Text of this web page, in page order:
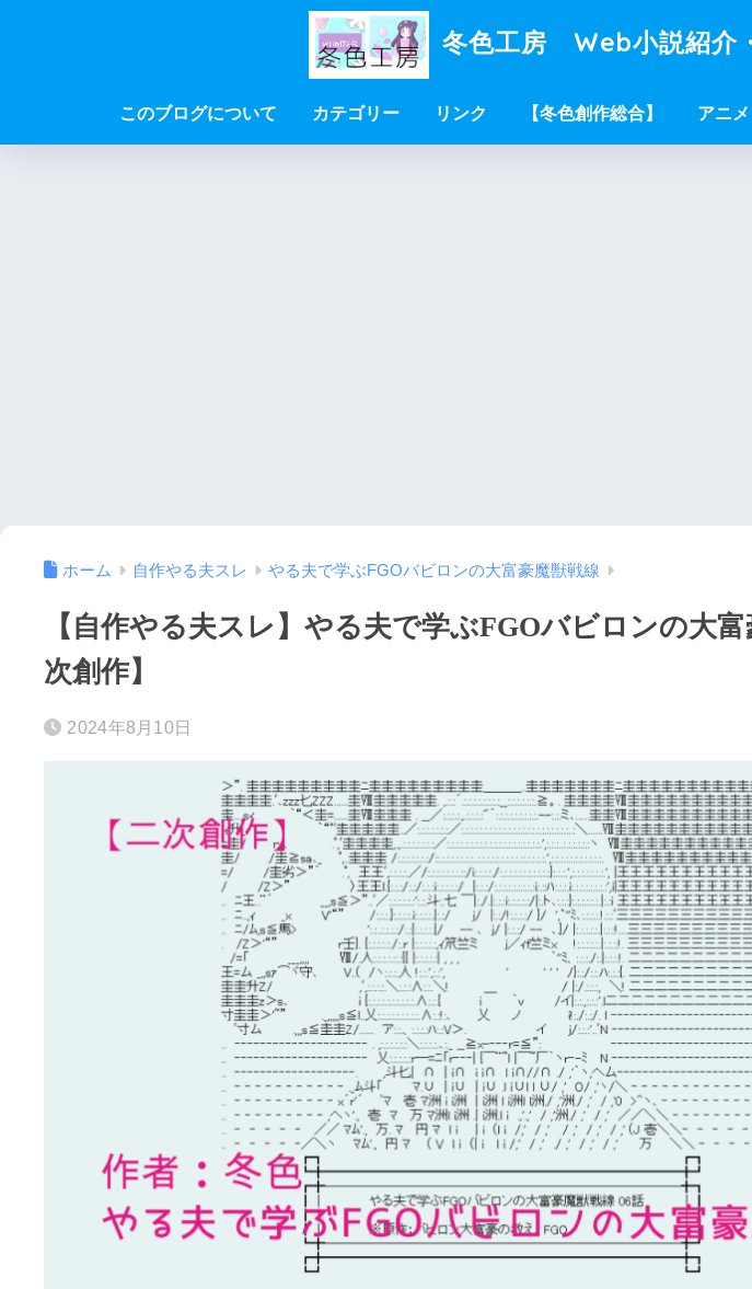
冬色工房 Web小説紹介
このブログについて カテゴリー リンク 【冬色創作総合】 アニ
ホーム 自作やる夫スレ やる夫で学ぶFGOバビロンの大富豪魔獣戦線
【自作やる夫スレ】やる夫で学ぶFGOバビロンの大
次創作】
2024年8月10日